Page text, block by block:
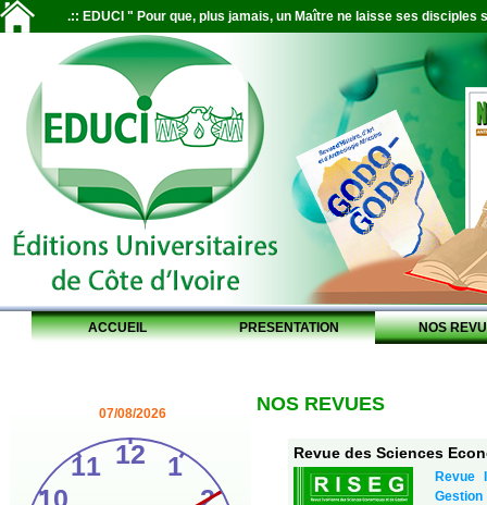
.:: EDUCI " Pour que, plus jamais, un Maître ne laisse ses disciples
ACCUEIL PRESENTATION NOS
07/08/2026 NOS REVUES
Revue des Sciences
Revue
Gestion